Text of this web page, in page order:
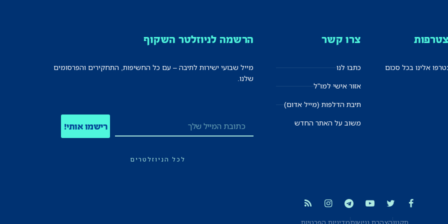
אלינו בכל סכום
צרו קשר
כתבו לנו
אזור אישי למו"ל
תיבת הדלפות (מייל אדום)
משוב על האתר החדש
הרשמה לניוזלטר השקוף
מייל שבועי ישירות לתיבה – עם כל החשיפות, התחקירים והפרסומים
שלנו.
רישמו אותי!
לכל הניוזלטרים
תקנוןהצהרת נגישותמדיניות הפרטיות